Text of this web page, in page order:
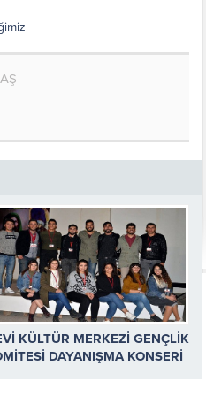
KÜLTÜR MERKEZİ GENÇLİK
DAYANIŞMA KONSERİ